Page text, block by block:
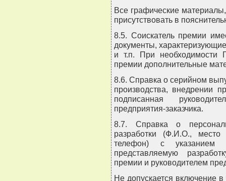
Все графические
присутствовать в
8.5. Соискатель премии
документы,
и т.п. При необходимости
премии дополнительные
8.6. Справка о серийном
производства, внедрении
подписанная
предприятия-заказчика.
8.7. Справка о
разработки (Ф.И.О.,
телефон) с указанием
представляемую
премии и руководителем
Не допускается включение